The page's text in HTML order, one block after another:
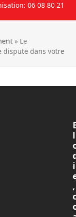
06 08 80 21
» Le
dispute dans votre
l
i
,